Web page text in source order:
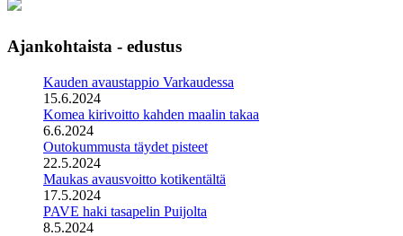
Ajankohtaista - edustus
Kauden avaustappio Varkaudessa
15.6.2024
Komea kirivoitto kahden maalin takaa
6.6.2024
Outokummusta täydet pisteet
22.5.2024
Maukas avausvoitto kotikentältä
17.5.2024
PAVE haki tasapelin Puijolta
8.5.2024